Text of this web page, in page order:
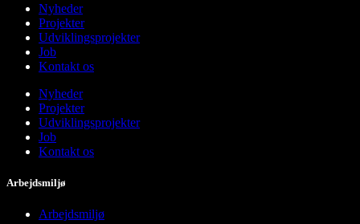
Nyheder
Projekter
Udviklingsprojekter
Job
Kontakt os
Nyheder
Projekter
Udviklingsprojekter
Job
Kontakt os
Arbejdsmiljø
Arbejdsmiljø